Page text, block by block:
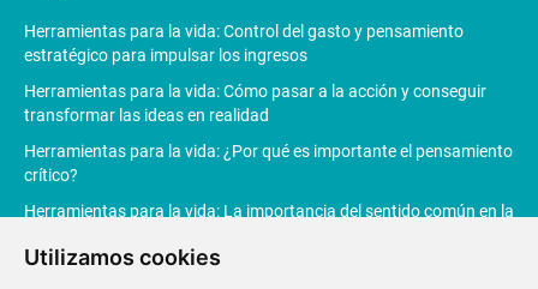
Utilizamos cookies
Herramientas para la vida: Control del gasto y pensamiento
estratégico para impulsar los ingresos
Herramientas para la vida: Cómo pasar a la acción y conseguir
transformar las ideas en realidad
Herramientas para la vida: ¿Por qué es importante el pensamiento
crítico?
Herramientas para la vida: La importancia del sentido común en la
Herramientas para la vida: La Inteligencia Artificial revoluciona la